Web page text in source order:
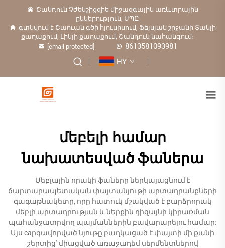
Շանդուն Չժենշիցզիե միջազգային առևտրային
ընկերություն, ՍՊԸ
գտնվում է Շաուան գծի հյուսիսում, Ֆեյսյան շրջանի Տանյի
քաղաքում, Լինյի քաղաքում, Շանդուն նահանգում։
[email protected]
8613581093981
HY
մեբելի համար
նախատեսված ֆաներա
Մեբլային որակի ֆաները ներկայացնում է
ճարտարապետական փայտանյութի արտադրանքների
գագաթնակետը, որը հատուկ մշակված է բարձրորակ
մեբլի արտադրության և ներքին դիզայնի կիրառման
պահանջատրվող պայմաններին բավարարելու համար:
Այս caրգավորված նյութը բաղկացած է փայտի մի քանի
շերտից՝ միացված առաջադեմ սերմենտներով